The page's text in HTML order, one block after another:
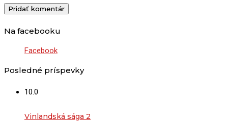
Na facebooku
Facebook
Posledné príspevky
10.0
Vinlandská sága 2